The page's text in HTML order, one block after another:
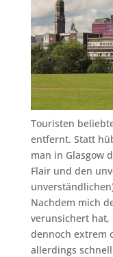
Touristen
entfernt. Statt
man in Glasgow
Flair und den
Nachdem mich
verunsichert hat,
dennoch extrem
allerdings